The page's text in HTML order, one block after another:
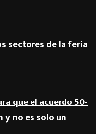
sectores de la feria
que el acuerdo 50-
y no es solo un